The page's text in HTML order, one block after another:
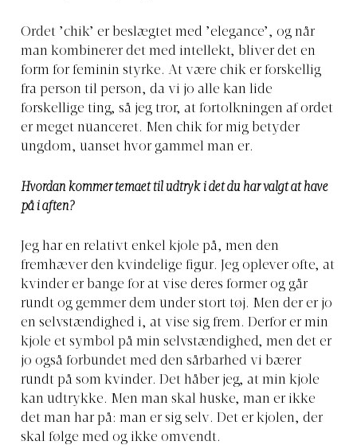
Ordet ’chik’ er beslægtet med ’elegance’, og når
man kombinerer det med intellekt, bliver det en
form for feminin styrke. At være chik er forskellig
fra person til person, da vi jo alle kan lide
forskellige ting, så jeg tror, at fortolkningen af ordet
er meget nuanceret. Men chik for mig betyder
ungdom, uanset hvor gammel man er.
Hvordan kommer temaet til udtryk i det du har valgt at have
på i aften?
Jeg har en relativt enkel kjole på, men den
fremhæver den kvindelige figur. Jeg oplever ofte, at
kvinder er bange for at vise deres former og går
rundt og gemmer dem under stort tøj. Men der er jo
en selvstændighed i, at vise sig frem. Derfor er min
kjole et symbol på min selvstændighed, men det er
jo også forbundet med den sårbarhed vi bærer
rundt på som kvinder. Det håber jeg, at min kjole
kan udtrykke. Men man skal huske, man er ikke
det man har på: man er sig selv. Det er kjolen, der
skal følge med og ikke omvendt.